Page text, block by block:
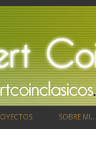
SOBRE MI…